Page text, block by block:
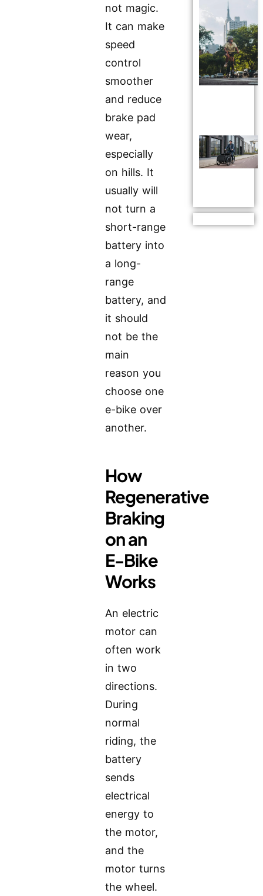
not magic.
It can make
speed
control
smoother
and reduce
brake pad
wear,
especially
on hills. It
usually will
not turn a
short-range
battery into
a long-
range
battery, and
it should
not be the
main
reason you
choose one
e-bike over
another.
How
Regenerative
Braking
on an
E-Bike
Works
An electric
motor can
often work
in two
directions.
During
normal
riding, the
battery
sends
electrical
energy to
the motor,
and the
motor turns
the wheel.